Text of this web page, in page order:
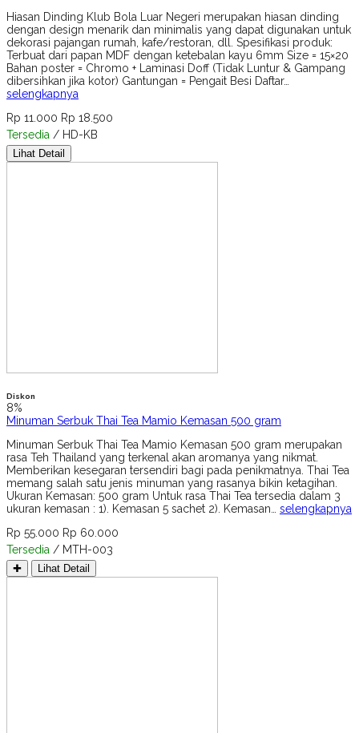
Hiasan Dinding Klub Bola Luar Negeri merupakan hiasan dinding
dengan design menarik dan minimalis yang dapat digunakan untuk
dekorasi pajangan rumah, kafe/restoran, dll. Spesifikasi produk:
Terbuat dari papan MDF dengan ketebalan kayu 6mm Size = 15×20
Bahan poster = Chromo + Laminasi Doff (Tidak Luntur & Gampang
dibersihkan jika kotor) Gantungan = Pengait Besi Daftar…
selengkapnya
Rp 11.000 Rp 18.500
Tersedia / HD-KB
Lihat Detail
Diskon
8%
Minuman Serbuk Thai Tea Mamio Kemasan 500 gram
Minuman Serbuk Thai Tea Mamio Kemasan 500 gram merupakan
rasa Teh Thailand yang terkenal akan aromanya yang nikmat.
Memberikan kesegaran tersendiri bagi pada penikmatnya. Thai Tea
memang salah satu jenis minuman yang rasanya bikin ketagihan.
Ukuran Kemasan: 500 gram Untuk rasa Thai Tea tersedia dalam 3
ukuran kemasan : 1). Kemasan 5 sachet 2). Kemasan… selengkapnya
Rp 55.000 Rp 60.000
Tersedia / MTH-003
✚ Lihat Detail